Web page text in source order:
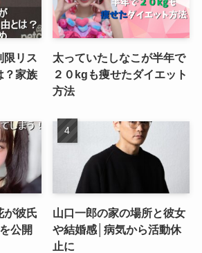
限リス
？家族
太っていたしなこが半年で
２０kgも痩せたダイエット
方法
が彼氏
公開
山口一郎の家の場所と彼女
や結婚感│病気から活動休
止に